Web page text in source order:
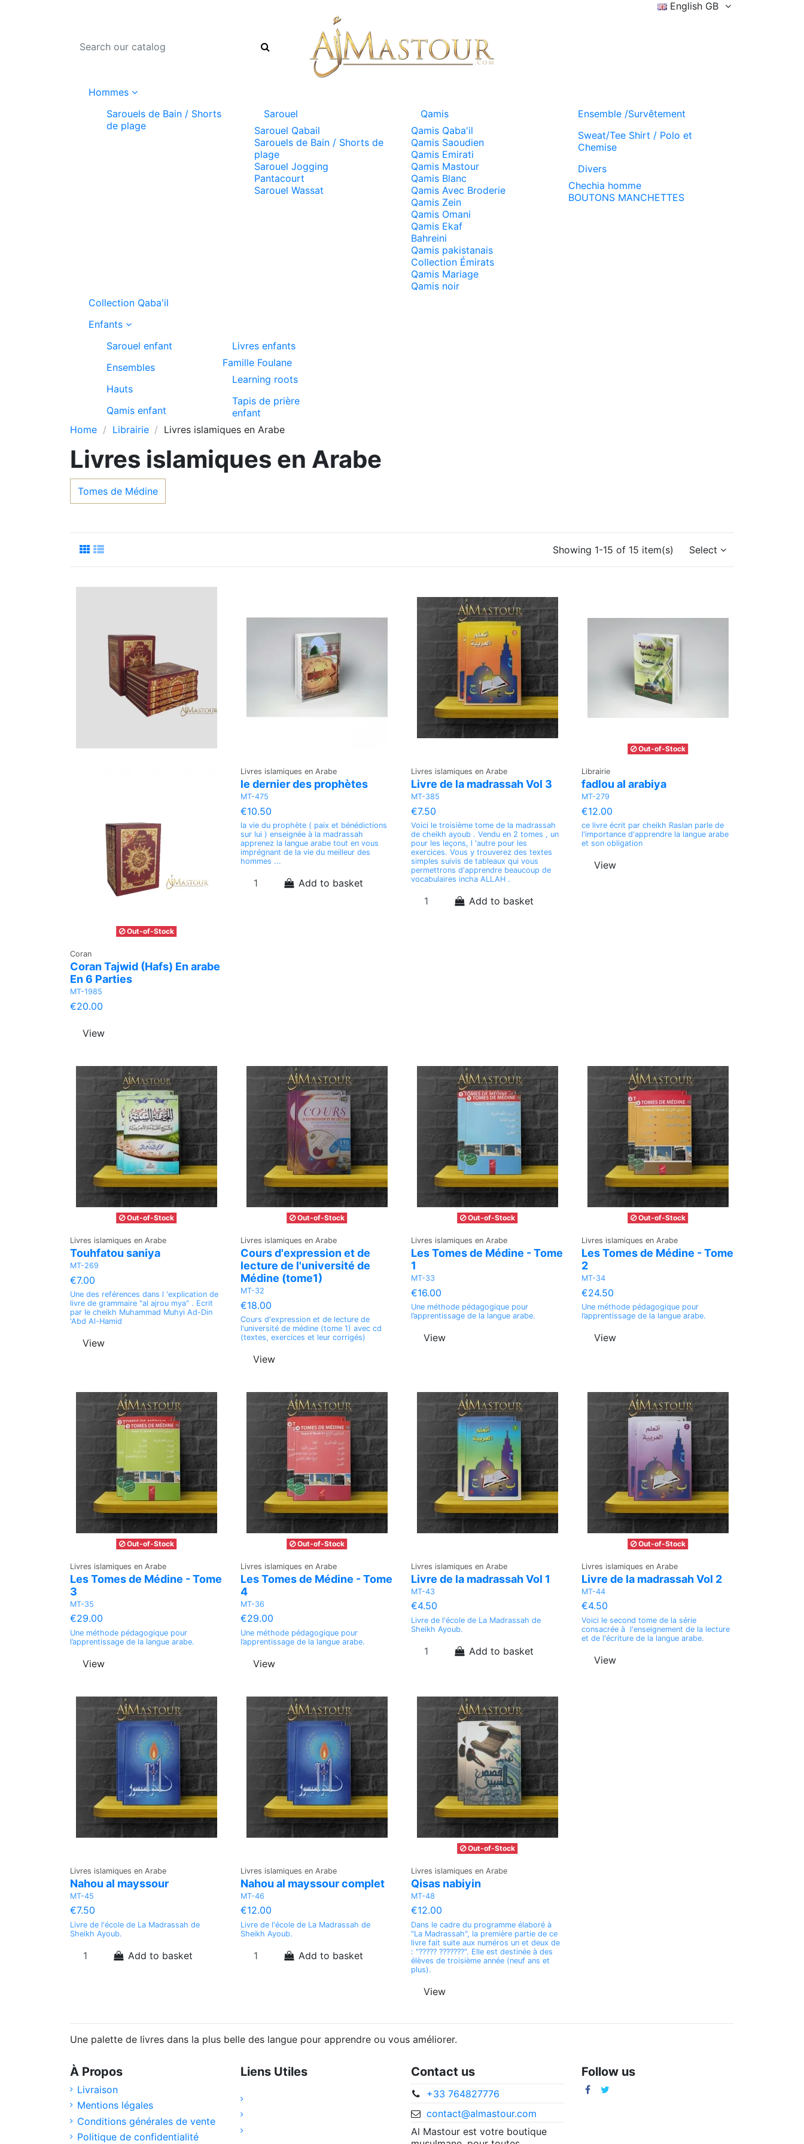
English GB
Hommes
Sarouels de Bain / Shorts
de plage
Sarouel
Sarouel Qabail
Sarouels de Bain / Shorts de
plage
Sarouel Jogging
Pantacourt
Sarouel Wassat
Qamis
Qamis Qaba'il
Qamis Saoudien
Qamis Emirati
Qamis Mastour
Qamis Blanc
Qamis Avec Broderie
Qamis Zein
Qamis Omani
Qamis Ekaf
Bahreini
Qamis pakistanais
Collection Émirats
Qamis Mariage
Qamis noir
Ensemble /Survêtement
Sweat/Tee Shirt / Polo et
Chemise
Divers
Chechia homme
BOUTONS MANCHETTES
Collection Qaba'il
Enfants
Sarouel enfant
Ensembles
Hauts
Qamis enfant
Livres enfants
Famille Foulane
Learning roots
Tapis de prière
enfant
Home
Librairie Livres islamiques en Arabe
Livres islamiques en Arabe
Tomes de Médine
Showing 1-15 of 15 item(s) Select
Out-of-Stock
Coran
Coran Tajwid (Hafs) En arabe
En 6 Parties
MT-1985
€20.00
View
Livres islamiques en Arabe
le dernier des prophètes
MT-475
€10.50
la vie du prophète ( paix et bénédictions
sur lui ) enseignée à la madrassah
apprenez la langue arabe tout en vous
imprégnant de la vie du meilleur des
hommes ...
Add to basket
Livres islamiques en Arabe
Livre de la madrassah Vol 3
MT-385
€7.50
Voici le troisième tome de la madrassah
de cheikh ayoub . Vendu en 2 tomes , un
pour les leçons, l 'autre pour les
exercices. Vous y trouverez des textes
simples suivis de tableaux qui vous
permettrons d'apprendre beaucoup de
vocabulaires incha ALLAH .
Add to basket
Out-of-Stock
Librairie
fadlou al arabiya
MT-279
€12.00
ce livre écrit par cheikh Raslan parle de
l'importance d'apprendre la langue arabe
et son obligation
View
Out-of-Stock
Livres islamiques en Arabe
Touhfatou saniya
MT-269
€7.00
Une des reférences dans l 'explication de
livre de grammaire "al ajrou mya" . Ecrit
par le cheikh Muhammad Muhyi Ad-Din
'Abd Al-Hamid
View
Out-of-Stock
Livres islamiques en Arabe
Cours d'expression et de
lecture de l'université de
Médine (tome1)
MT-32
€18.00
Cours d'expression et de lecture de
l'université de médine (tome 1) avec cd
(textes, exercices et leur corrigés)
View
Out-of-Stock
Livres islamiques en Arabe
Les Tomes de Médine - Tome
1
MT-33
€16.00
Une méthode pédagogique pour
l’apprentissage de la langue arabe.
View
Out-of-Stock
Livres islamiques en Arabe
Les Tomes de Médine - Tome
2
MT-34
€24.50
Une méthode pédagogique pour
l’apprentissage de la langue arabe.
View
Out-of-Stock
Livres islamiques en Arabe
Les Tomes de Médine - Tome
3
MT-35
€29.00
Une méthode pédagogique pour
l’apprentissage de la langue arabe.
View
Out-of-Stock
Livres islamiques en Arabe
Les Tomes de Médine - Tome
4
MT-36
€29.00
Une méthode pédagogique pour
l’apprentissage de la langue arabe.
View
Livres islamiques en Arabe
Livre de la madrassah Vol 1
MT-43
€4.50
Livre de l'école de La Madrassah de
Sheikh Ayoub.
Add to basket
Out-of-Stock
Livres islamiques en Arabe
Livre de la madrassah Vol 2
MT-44
€4.50
Voici le second tome de la série
consacrée à l'enseignement de la lecture
et de l'écriture de la langue arabe.
View
Livres islamiques en Arabe
Nahou al mayssour
MT-45
€7.50
Livre de l'école de La Madrassah de
Sheikh Ayoub.
Add to basket
Livres islamiques en Arabe
Nahou al mayssour complet
MT-46
€12.00
Livre de l'école de La Madrassah de
Sheikh Ayoub.
Add to basket
Out-of-Stock
Livres islamiques en Arabe
Qisas nabiyin
MT-48
€12.00
Dans le cadre du programme élaboré à
"La Madrassah", la première partie de ce
livre fait suite aux numéros un et deux de
: "????? ???????". Elle est destinée à des
élèves de troisième année (neuf ans et
plus).
View
Une palette de livres dans la plus belle des langue pour apprendre ou vous améliorer.
À Propos
Livraison
Mentions légales
Conditions générales de vente
Politique de confidentialité
Liens Utiles Contact us
+33 764827776
contact@almastour.com
Al Mastour est votre boutique
Follow us